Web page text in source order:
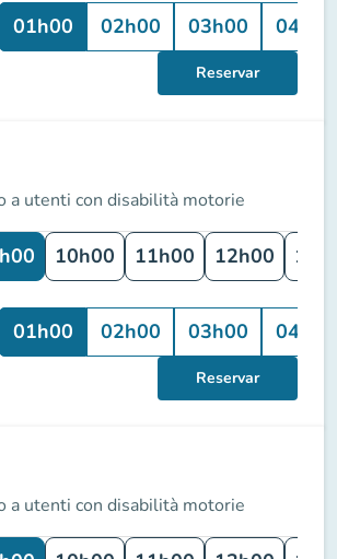
01h00 02h00 03h00 04h00
Reservar
a utenti con disabilità motorie
10h00 11h00 12h00
01h00 02h00 03h00 04h00
Reservar
a utenti con disabilità motorie